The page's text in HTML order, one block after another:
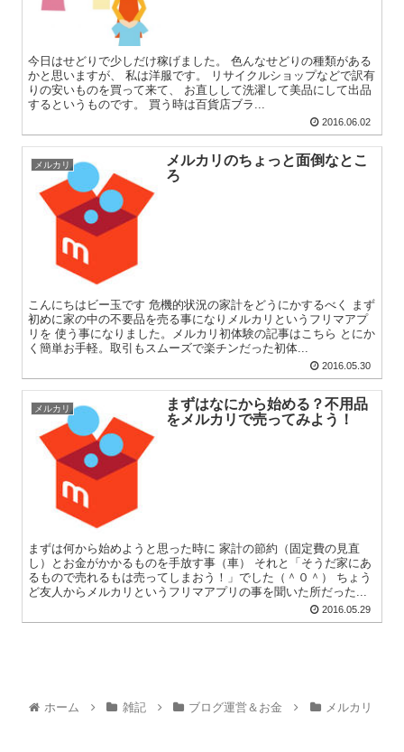
今日はせどりで少しだけ稼げました。 色んなせどりの種類がある
かと思いますが、 私は洋服です。 リサイクルショップなどで訳有
りの安いものを買って来て、 お直しして洗濯して美品にして出品
するというものです。 買う時は百貨店ブラ...
2016.06.02
メルカリ
メルカリのちょっと面倒なとこ
ろ
こんにちはビー玉です 危機的状況の家計をどうにかするべく まず
初めに家の中の不要品を売る事になりメルカリというフリマアプ
リを 使う事になりました。メルカリ初体験の記事はこちら とにか
く簡単お手軽。取引もスムーズで楽チンだった初体...
2016.05.30
メルカリ
まずはなにから始める？不用品
をメルカリで売ってみよう！
まずは何から始めようと思った時に 家計の節約（固定費の見直
し）とお金がかかるものを手放す事（車） それと「そうだ家にあ
るもので売れるもは売ってしまおう！」でした（＾０＾） ちょう
ど友人からメルカリというフリマアプリの事を聞いた所だった...
2016.05.29
ホーム 雑記 ブログ運営＆お金 メルカリ